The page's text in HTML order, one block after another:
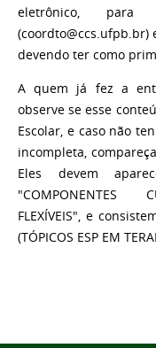
eletrônico,
(coordto@ccs.ufpb.br)
devendo ter como
A quem já fez a
observe se esse
Escolar, e caso não
incompleta,
Eles devem
"COMPONENTES
FLEXÍVEIS", e
(TÓPICOS ESP EM